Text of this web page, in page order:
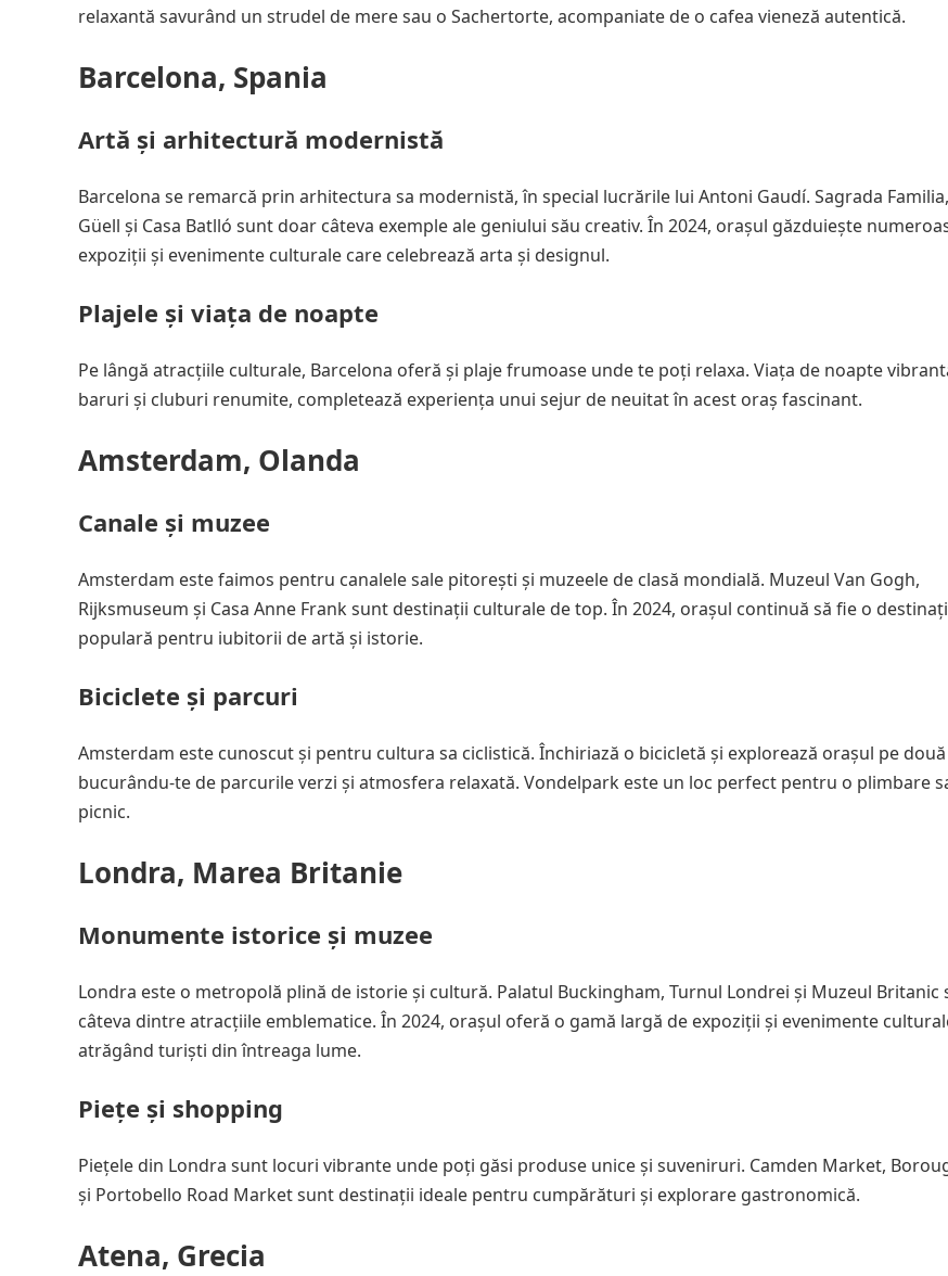
relaxantă savurând un strudel de mere sau o Sachertorte, acompaniate de o cafea vieneză autentică.
Barcelona, Spania
Artă și arhitectură modernistă
Barcelona se remarcă prin arhitectura sa modernistă, în special lucrările lui Antoni Gaudí. Sagrada
Güell și Casa Batlló sunt doar câteva exemple ale geniului său creativ. În 2024, orașul găzduiește
expoziții și evenimente culturale care celebrează arta și designul.
Plajele și viața de noapte
Pe lângă atracțiile culturale, Barcelona oferă și plaje frumoase unde te poți relaxa. Viața de noapte
baruri și cluburi renumite, completează experiența unui sejur de neuitat în acest oraș fascinant.
Amsterdam, Olanda
Canale și muzee
Amsterdam este faimos pentru canalele sale pitorești și muzeele de clasă mondială. Muzeul Van Gogh,
Rijksmuseum și Casa Anne Frank sunt destinații culturale de top. În 2024, orașul continuă să fie o
populară pentru iubitorii de artă și istorie.
Biciclete și parcuri
Amsterdam este cunoscut și pentru cultura sa ciclistică. Închiriază o bicicletă și explorează orașul pe
bucurându-te de parcurile verzi și atmosfera relaxată. Vondelpark este un loc perfect pentru o plimbare
picnic.
Londra, Marea Britanie
Monumente istorice și muzee
Londra este o metropolă plină de istorie și cultură. Palatul Buckingham, Turnul Londrei și Muzeul Britanic
câteva dintre atracțiile emblematice. În 2024, orașul oferă o gamă largă de expoziții și evenimente
atrăgând turiști din întreaga lume.
Piețe și shopping
Piețele din Londra sunt locuri vibrante unde poți găsi produse unice și suveniruri. Camden Market,
și Portobello Road Market sunt destinații ideale pentru cumpărături și explorare gastronomică.
Atena, Grecia